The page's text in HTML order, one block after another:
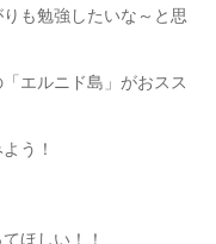
も勉強したいな～と思
エルニド島」がおスス
う！
ほしい！！